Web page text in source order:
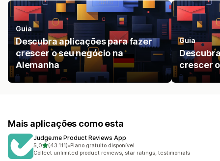
Guia
Descubra aplicações para fazer
crescer o seu negócio na
Alemanha
Guia
crescer
Mais aplicações como esta
Judge.me Product Reviews App
5,0de 5 estrelas
(43.111)
43111 total de avaliações
•Plano gratuito disponível
Collect unlimited product reviews, star ratings, testimonials